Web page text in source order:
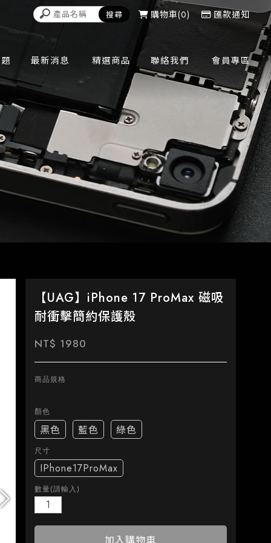
購物車 0 匯款通知
最新消息 精選商品 聯絡我們 會員專區
【UAG】iPhone 17 ProMax 磁吸
耐衝擊簡約保護殼
NT$ 1980
商品規格
顏色
黑色 藍色 綠色
尺寸
IPhone17ProMax
數量(請輸入)